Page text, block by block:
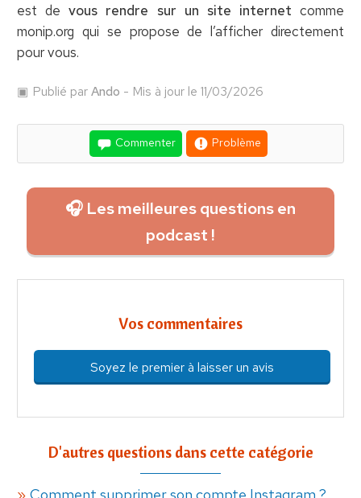
est devous rendre sur un site internet comme
monip.org qui se propose de l’afficher directement
pour vous.
Publié parAndo - Mis à jour le 11/03/2026
Commenter Problème
🎧 Les meilleures questions en
podcast !
Vos commentaires
Soyez le premier à laisser un avis
D'autres questions dans cette catégorie
Comment supprimer son compte Instagram ?